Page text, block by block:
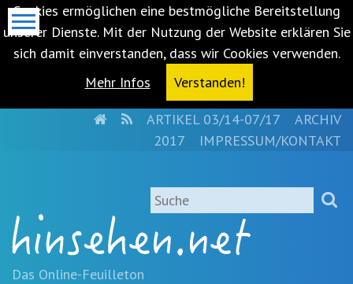
Cookies ermöglichen eine bestmögliche Bereitstellung
unserer Dienste. Mit der Nutzung der Website erklären Sie
sich damit einverstanden, dass wir Cookies verwenden.
Mehr Infos
Verstanden!
springen
(Accesskey
'1')Zur
HOMERSSARTIKEL 03/14-07/17
ARCHIV
2017
IMPRESSUM/KONTAKT
Suche
Das Online-Feuilleton